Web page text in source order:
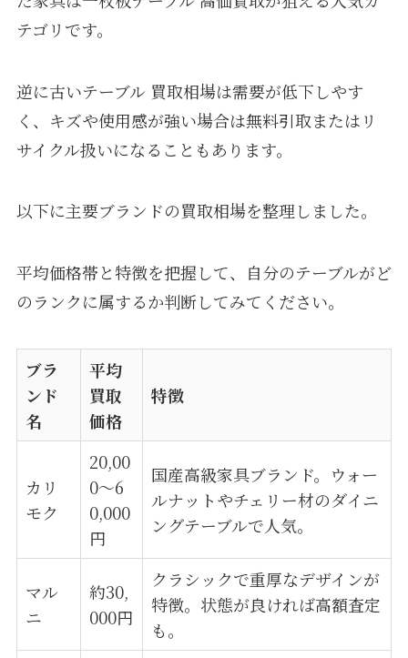
テゴリです。
逆に古いテーブル 買取相場は需要が低下しやす
く、キズや使用感が強い場合は無料引取またはリ
サイクル扱いになることもあります。
以下に主要ブランドの買取相場を整理しました。
平均価格帯と特徴を把握して、自分のテーブルがど
のランクに属するか判断してみてください。
ブラ
ンド
名
平均
買取
価格
特徴
カリ
モク
20,00
0〜6
0,000
円
国産高級家具ブランド。ウォー
ルナットやチェリー材のダイニ
ングテーブルで人気。
マル
ニ
約30,
000円
クラシックで重厚なデザインが
特徴。状態が良ければ高額査定
も。